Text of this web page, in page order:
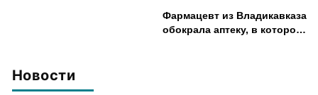
Новости
Фармацевт из Владикавказа
обокрала аптеку, в которой